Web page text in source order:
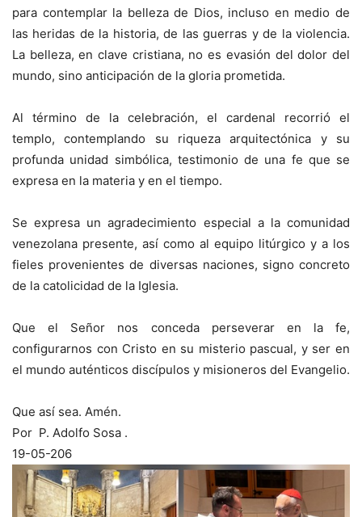
para contemplar la belleza de Dios, incluso en medio de
las heridas de la historia, de las guerras y de la violencia.
La belleza, en clave cristiana, no es evasión del dolor del
mundo, sino anticipación de la gloria prometida.
Al término de la celebración, el cardenal recorrió el
templo, contemplando su riqueza arquitectónica y su
profunda unidad simbólica, testimonio de una fe que se
expresa en la materia y en el tiempo.
Se expresa un agradecimiento especial a la comunidad
venezolana presente, así como al equipo litúrgico y a los
fieles provenientes de diversas naciones, signo concreto
de la catolicidad de la Iglesia.
Que el Señor nos conceda perseverar en la fe,
configurarnos con Cristo en su misterio pascual, y ser en
el mundo auténticos discípulos y misioneros del Evangelio.
Que así sea. Amén.
Por P. Adolfo Sosa .
19-05-206